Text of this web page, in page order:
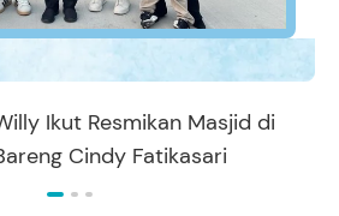
Ikut Resmikan Masjid di
Cindy Fatikasari